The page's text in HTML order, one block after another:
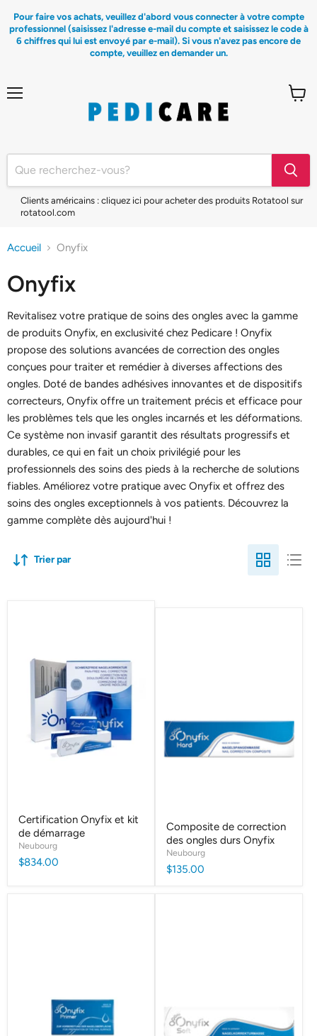
Pour faire vos achats, veuillez d'abord vous connecter à votre compte
professionnel (saisissez l'adresse e-mail du compte et saisissez le code à
6 chiffres qui lui est envoyé par e-mail). Si vous n'avez pas encore de
compte, veuillez en demander un.
Clients américains : cliquez ici pour acheter des produits Rotatool sur
rotatool.com
Accueil Onyfix
Onyfix
Revitalisez votre pratique de soins des ongles avec la gamme
de produits Onyfix, en exclusivité chez Pedicare ! Onyfix
propose des solutions avancées de correction des ongles
conçues pour traiter et remédier à diverses affections des
ongles. Doté de bandes adhésives innovantes et de dispositifs
correcteurs, Onyfix offre un traitement précis et efficace pour
les problèmes tels que les ongles incarnés et les déformations.
Ce système non invasif garantit des résultats progressifs et
durables, ce qui en fait un choix privilégié pour les
professionnels des soins des pieds à la recherche de solutions
fiables. Améliorez votre pratique avec Onyfix et offrez des
soins des ongles exceptionnels à vos patients. Découvrez la
gamme complète dès aujourd'hui !
Trier par
Certification Onyfix et kit
de démarrage
Neubourg
$834.00
Composite de correction
des ongles durs Onyfix
Neubourg
$135.00